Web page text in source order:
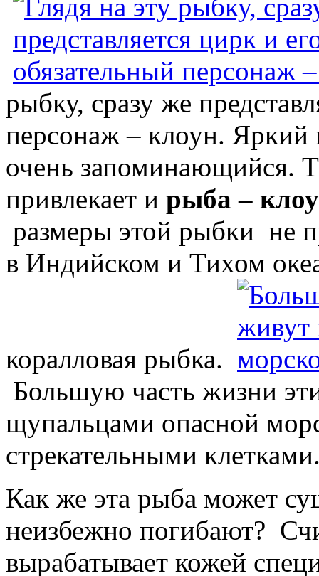
рыбку, сразу же
персонаж – клоун. Яркий
очень запоминающийся.
привлекает и рыба –
размеры этой рыбки не
в Индийском и Тихом
коралловая рыбка.
Большую часть жизни
щупальцами опасной
стрекательными
Как же эта рыба может
неизбежно погибают?
вырабатывает кожей